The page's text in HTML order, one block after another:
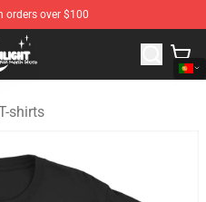
orders over $100
Merchandise Shop
shirts